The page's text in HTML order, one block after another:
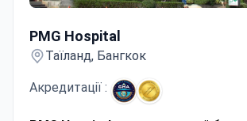
PMG Hospital
Таїланд, Бангкок
Акредитації :